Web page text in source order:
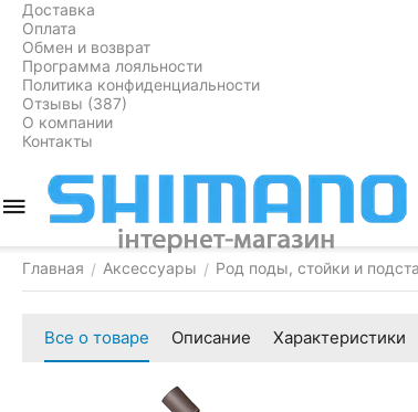
Доставка
Оплата
Обмен и возврат
Программа лояльности
Политика конфиденциальности
Отзывы (387)
О компании
Контакты
Главная / Аксессуары / Род поды, стойки и
Все о товаре Описание Характеристики